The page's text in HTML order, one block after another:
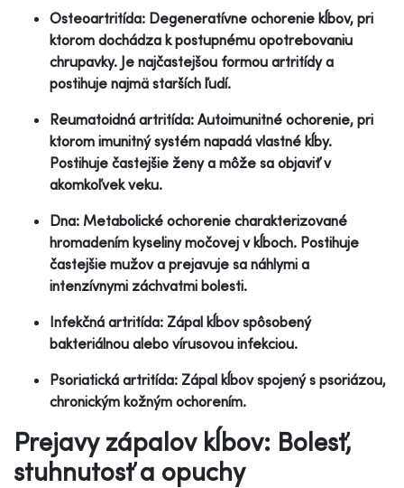
Osteoartritída: Degeneratívne ochorenie kĺbov, pri
ktorom dochádza k postupnému opotrebovaniu
chrupavky. Je najčastejšou formou artritídy a
postihuje najmä starších ľudí.
Reumatoidná artritída: Autoimunitné ochorenie, pri
ktorom imunitný systém napadá vlastné kĺby.
Postihuje častejšie ženy a môže sa objaviť v
akomkoľvek veku.
Dna: Metabolické ochorenie charakterizované
hromadením kyseliny močovej v kĺboch. Postihuje
častejšie mužov a prejavuje sa náhlymi a
intenzívnymi záchvatmi bolesti.
Infekčná artritída: Zápal kĺbov spôsobený
bakteriálnou alebo vírusovou infekciou.
Psoriatická artritída: Zápal kĺbov spojený s psoriázou,
chronickým kožným ochorením.
Prejavy zápalov kĺbov: Bolesť,
stuhnutosť a opuchy